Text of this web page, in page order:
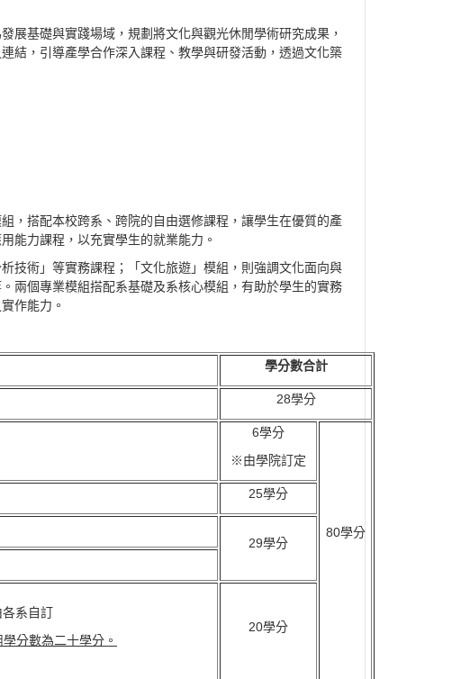
展基礎與實踐場域，規劃將文化與觀光休閒學術研究成果，
結，引導產學合作深入課程、教學與研發活動，透過文化築
，搭配本校跨系、跨院的自由選修課程，讓學生在優質的產
能力課程，以充實學生的就業能力。
技術」等實務課程；「文化旅遊」模組，則強調文化面向與
兩個專業模組搭配系基礎及系核心模組，有助於學生的實務
作能力。
學分數合計
28學分
6學分
※由學院訂定
80學分
25學分
29學分
系自訂
分數為二十學分。
20學分